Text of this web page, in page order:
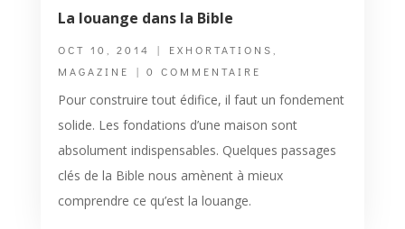
La louange dans la Bible
OCT 10, 2014 | EXHORTATIONS
MAGAZINE
| 0 COMMENTAIRE
Pour construire tout édifice, il faut un fondement
solide. Les fondations d’une maison sont
absolument indispensables. Quelques passages
clés de la Bible nous amènent à mieux
comprendre ce qu’est la louange.